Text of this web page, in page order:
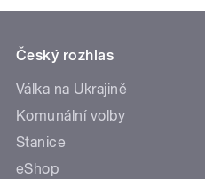
Český rozhlas
Válka na Ukrajině
Komunální volby
Stanice
eShop